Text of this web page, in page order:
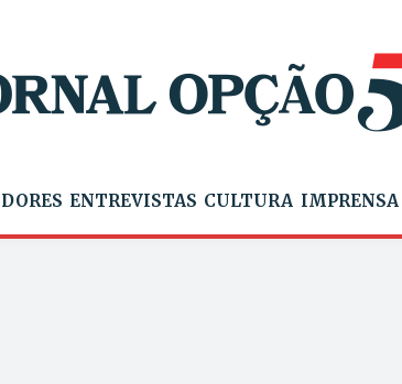
ENTREVISTAS CULTURA IMPRENSA